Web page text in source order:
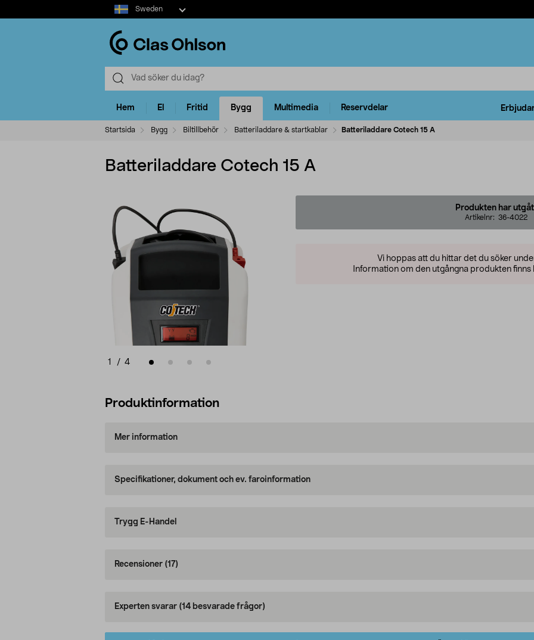
Select
market
Sweden
Hem El Fritid Bygg Multimedia Reservdelar
Startsida Bygg Biltillbehör Batteriladdare & startkablar Batteriladdare Cotech 15 A
Batteriladdare Cotech 15 A
1 / 4
Produkten har
Artikelnr: 36-4022
Vi hoppas att du hittar det du söker
Information om den utgångna produkten finns
Produktinformation
Mer information
Specifikationer, dokument och ev. faroinformation
Trygg E-Handel
Recensioner (17)
Experten svarar (14 besvarade frågor)